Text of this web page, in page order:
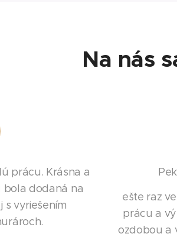
Na nás
prácu. Krásna a
bola dodaná na
s vyriešením
ešte raz
prácu a
ozdobou a